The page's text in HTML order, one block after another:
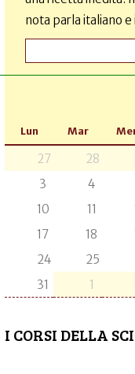
nota parla italiano e
Lun Mar
27 28
3
4
10
11
17
18
24
25
31
1
I CORSI DELLA